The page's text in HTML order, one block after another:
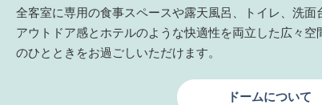
全客室に専用の食事スペースや露天風呂、トイレ、洗
アウトドア感とホテルのような快適性を両立した広々
のひとときをお過ごしいただけます。
ドームについて